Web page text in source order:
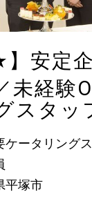
】安定
未経験
スタッ
ケータリング
平塚市